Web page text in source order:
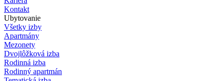
Kontakt
Ubytovanie
Všetky izby
Apartmány
Mezonety
Dvojlôžková izba
Rodinná izba
Rodinný apartmán